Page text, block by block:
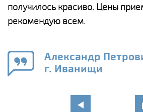
получилось красиво. Цены
рекомендую всем.
Александр
г. Иванищи